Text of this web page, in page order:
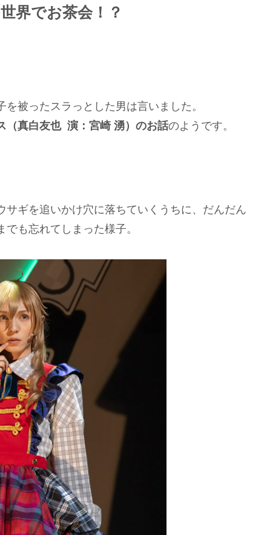
界でお茶会！？
被ったスラっとした男は言いました。
（真白友也 演：宮崎 湧）のお話のようです。
ギを追いかけ穴に落ちていくうちに、だんだん
も忘れてしまった様子。